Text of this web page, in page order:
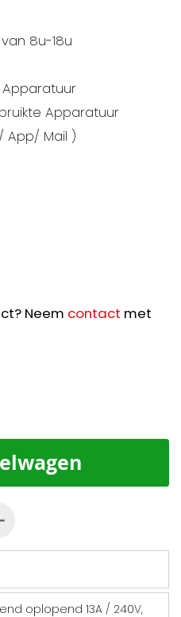
8u-18u
Apparatuur
App/ Mail )
Neem contact met
oplopend 13A / 240V,